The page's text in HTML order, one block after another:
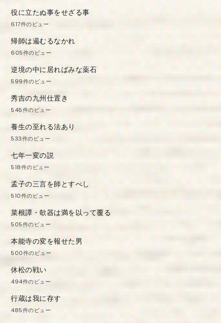
役に立たぬ事をせざる事
617件のビュー
帰師は遏むるなかれ
605件のビュー
逆境の中に居ればみな薬石
599件のビュー
秀吉の九州仕置き
546件のビュー
養生の至れる法あり
533件のビュー
七年一変の説
518件のビュー
孟子の三言を師とすべし
510件のビュー
菜根譚・欹器は満を以って覆る
505件のビュー
本能寺の変を報せた男
500件のビュー
休松の戦い
494件のビュー
行蔵は我に存す
485件のビュー